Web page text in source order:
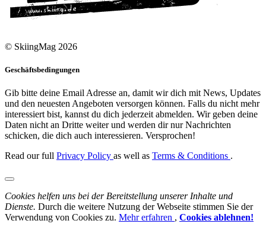
© SkiingMag 2026
Geschäftsbedingungen
Gib bitte deine Email Adresse an, damit wir dich mit News, Updates
und den neuesten Angeboten versorgen können. Falls du nicht mehr
interessiert bist, kannst du dich jederzeit abmelden. Wir geben deine
Daten nicht an Dritte weiter und werden dir nur Nachrichten
schicken, die dich auch interessieren. Versprochen!
Read our full Privacy Policy as well as Terms & Conditions .
Cookies helfen uns bei der Bereitstellung unserer Inhalte und
Dienste. Durch die weitere Nutzung der Webseite stimmen Sie der
Verwendung von Cookies zu. Mehr erfahren , Cookies ablehnen!